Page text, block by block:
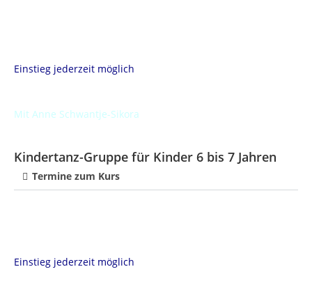
Einstieg jederzeit möglich
Mit Anne Schwantje-Sikora
Kindertanz-Gruppe für Kinder 6 bis 7 Jahren
Termine zum Kurs
Einstieg jederzeit möglich